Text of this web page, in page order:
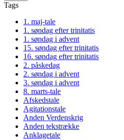
Tags
1. maj-tale
1. søndag efter trinitatis
1. søndag i advent
15. søndag efter trinitatis
16. søndag efter trinitatis
2. påskedag
2. søndag i advent
3. søndag i advent
8. marts-tale
Afskedstale
Agitationstale
Anden Verdenskrig
Anden tekstrække
Anklagetale